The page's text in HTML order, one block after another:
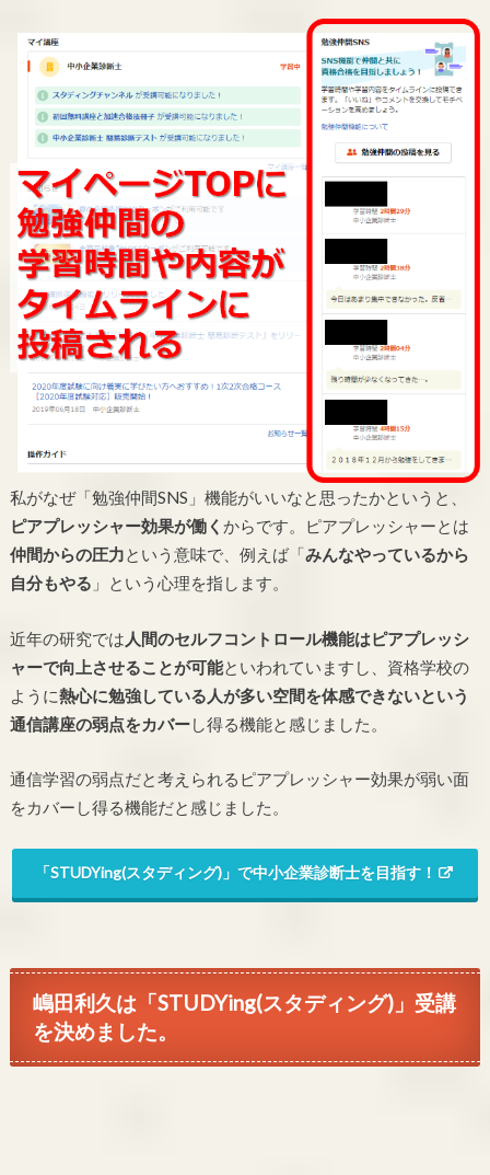
私がなぜ「勉強仲間SNS」機能がいいなと思ったかというと、
ピアプレッシャー効果が働く からです。ピアプレッシャーとは
仲間からの圧力という意味で、例えば「みんなやっているから
自分もやる 」という心理を指します。
近年の研究では 人間のセルフコントロール機能はピアプレッシ
ャーで向上させることが可能といわれていますし、資格学校の
ように熱心に勉強している人が多い空間を体感できないという
通信講座の弱点をカバーし得る機能と感じました。
通信学習の弱点だと考えられるピアプレッシャー効果が弱い面
をカバーし得る機能だと感じました。
「STUDYing(スタディング)」で中小企業診断士を目指す！
嶋田利久は「STUDYing(スタディング)」受講
を決めました。